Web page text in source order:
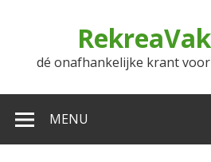
dé onafhankelijke krant
MENU